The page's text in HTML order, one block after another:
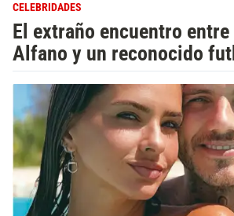
CELEBRIDADES
El extraño encuentro
Alfano y un reconocido